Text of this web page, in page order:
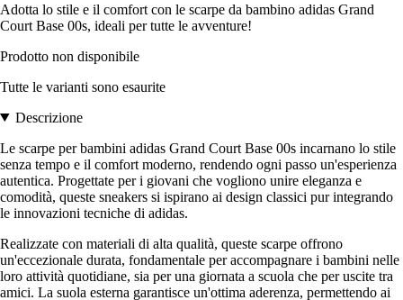
Adotta lo stile e il comfort con le scarpe da bambino adidas Grand
Court Base 00s, ideali per tutte le avventure!
Prodotto non disponibile
Tutte le varianti sono esaurite
Descrizione
Le scarpe per bambini adidas Grand Court Base 00s incarnano lo stile
senza tempo e il comfort moderno, rendendo ogni passo un'esperienza
autentica. Progettate per i giovani che vogliono unire eleganza e
comodità, queste sneakers si ispirano ai design classici pur integrando
le innovazioni tecniche di adidas.
Realizzate con materiali di alta qualità, queste scarpe offrono
un'eccezionale durata, fondamentale per accompagnare i bambini nelle
loro attività quotidiane, sia per una giornata a scuola che per uscite tra
amici. La suola esterna garantisce un'ottima aderenza, permettendo ai